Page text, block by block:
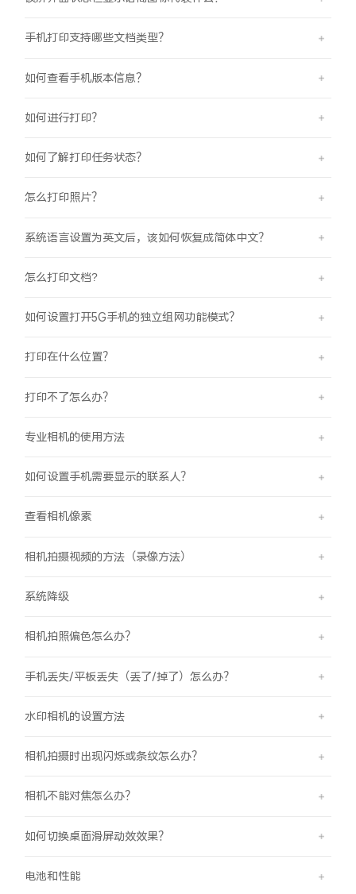
手机打印支持哪些文档类型？
如何查看手机版本信息？
如何进行打印？
如何了解打印任务状态？
怎么打印照片？
系统语言设置为英文后，该如何恢复成简体中文？
怎么打印文档?
如何设置打开5G手机的独立组网功能模式？
打印在什么位置？
打印不了怎么办？
专业相机的使用方法
如何设置手机需要显示的联系人？
查看相机像素
相机拍摄视频的方法（录像方法）
系统降级
相机拍照偏色怎么办？
手机丢失/平板丢失（丢了/掉了）怎么办？
水印相机的设置方法
相机拍摄时出现闪烁或条纹怎么办？
相机不能对焦怎么办？
如何切换桌面滑屏动效效果？
电池和性能